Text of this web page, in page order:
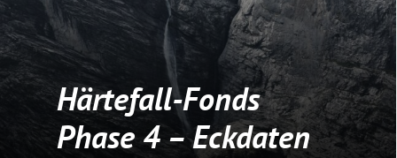
Härtefall-Fonds
Phase 4 – Eckdaten